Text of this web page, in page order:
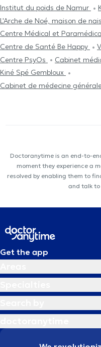
Institut du poids de Namur
L'Arche de Noé, maison de
Centre Médical et
Centre de Santé Be Happy
Centre PsyOs
Cabinet
Kiné Spé Gembloux
Cabinet de médecine
Doctoranytime is an end-to-
moment they experience a
resolved by enabling them to
and talk to
Get the app